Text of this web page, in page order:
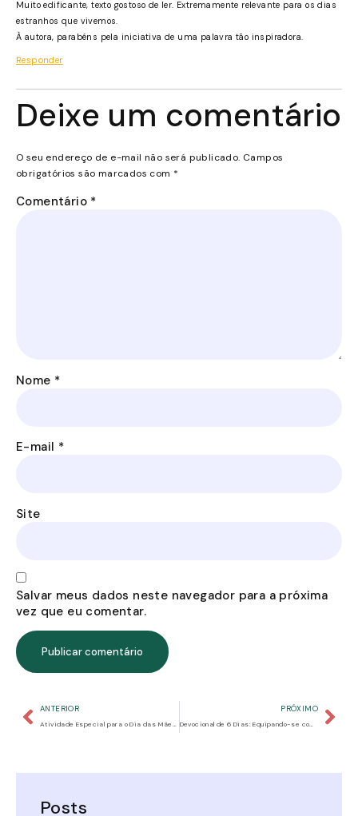
Muito edificante, texto gostoso de ler. Extremamente relevante para os dias
estranhos que vivemos.
À autora, parabéns pela iniciativa de uma palavra tão inspiradora.
Responder
Deixe um comentário
O seu endereço de e-mail não será publicado. Campos
obrigatórios são marcados com *
Comentário *
Nome *
E-mail *
Site
Salvar meus dados neste navegador para a próxima
vez que eu comentar.
ANTERIOR
Atividade Especial para o Dia das Mães: Criando um Livro de Memórias
PRÓXIMO
Devocional de 6 Dias: Equipando-se com a Armadura de Deus
Posts